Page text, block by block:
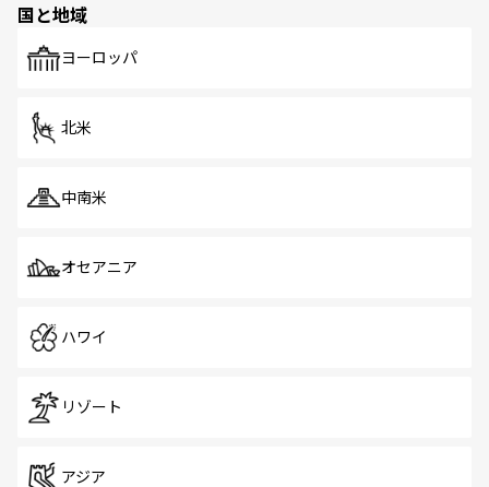
で、ホーカーズは地元の風情を楽しめる外せないスポット
国と地域
ヨーロッパ
北米
中南米
オセアニア
ハワイ
リゾート
アジア